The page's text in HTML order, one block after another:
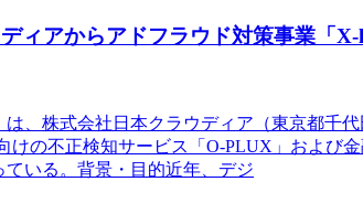
ィアからアドフラウド対策事業「
は、株式会社日本クラウディア（東京都千
けの不正検知サービス「O-PLUX」および
いる。背景・目的近年、デジ